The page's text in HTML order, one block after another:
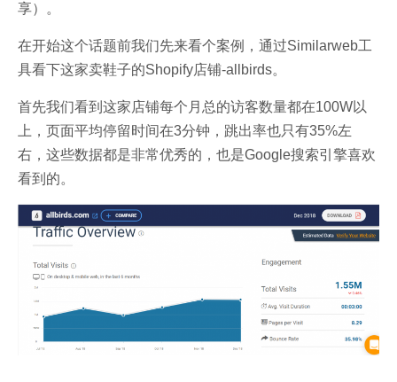
享）。
在开始这个话题前我们先来看个案例， 通过Similarweb工
具看下这家卖鞋子的Shopify店铺-allbirds。
首先我们看到这家店铺每个月总的访客数量都在100W以
上，页面平均停留时间在3分钟，跳出率也只有35%左
右，这些数据都是非常优秀的，也是Google搜索引擎喜欢
看到的。